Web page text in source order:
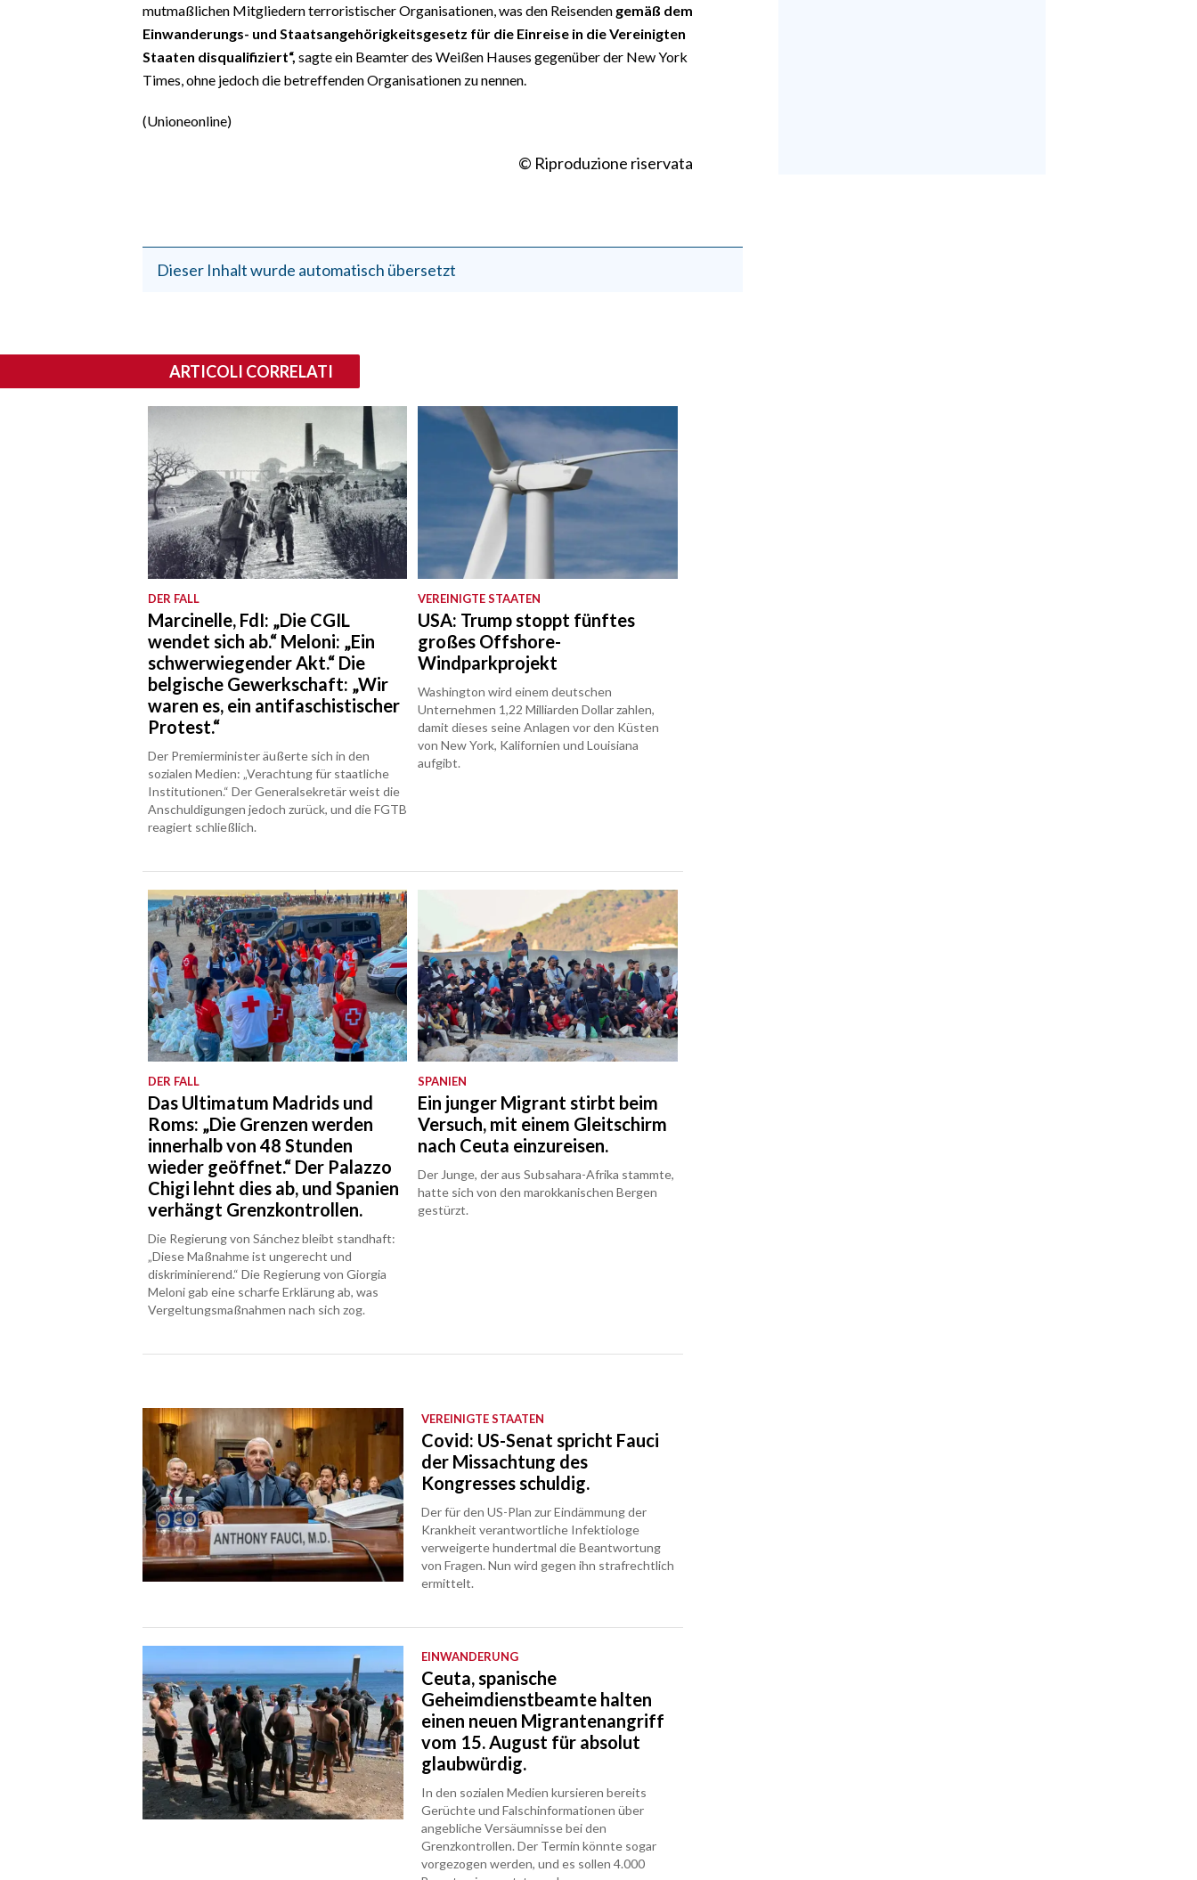
mutmaßlichen Mitgliedern terroristischer Organisationen, was den Reisenden gemäß dem
Einwanderungs- und Staatsangehörigkeitsgesetz für die Einreise in die Vereinigten
Staaten disqualifiziert“, sagte ein Beamter des Weißen Hauses gegenüber der New York
Times, ohne jedoch die betreffenden Organisationen zu nennen.
(Unioneonline)
© Riproduzione riservata
Dieser Inhalt wurde automatisch übersetzt
ARTICOLI CORRELATI
DER FALL
Marcinelle, FdI: „Die CGIL
wendet sich ab.“ Meloni: „Ein
schwerwiegender Akt.“ Die
belgische Gewerkschaft: „Wir
waren es, ein antifaschistischer
Protest.“
Der Premierminister äußerte sich in den
sozialen Medien: „Verachtung für staatliche
Institutionen.“ Der Generalsekretär weist die
Anschuldigungen jedoch zurück, und die FGTB
reagiert schließlich.
VEREINIGTE STAATEN
USA: Trump stoppt fünftes
großes Offshore-
Windparkprojekt
Washington wird einem deutschen
Unternehmen 1,22 Milliarden Dollar zahlen,
damit dieses seine Anlagen vor den Küsten
von New York, Kalifornien und Louisiana
aufgibt.
DER FALL
Das Ultimatum Madrids und
Roms: „Die Grenzen werden
innerhalb von 48 Stunden
wieder geöffnet.“ Der Palazzo
Chigi lehnt dies ab, und Spanien
verhängt Grenzkontrollen.
Die Regierung von Sánchez bleibt standhaft:
„Diese Maßnahme ist ungerecht und
diskriminierend.“ Die Regierung von Giorgia
Meloni gab eine scharfe Erklärung ab, was
Vergeltungsmaßnahmen nach sich zog.
SPANIEN
Ein junger Migrant stirbt beim
Versuch, mit einem Gleitschirm
nach Ceuta einzureisen.
Der Junge, der aus Subsahara-Afrika stammte,
hatte sich von den marokkanischen Bergen
gestürzt.
VEREINIGTE STAATEN
Covid: US-Senat spricht Fauci
der Missachtung des
Kongresses schuldig.
Der für den US-Plan zur Eindämmung der
Krankheit verantwortliche Infektiologe
verweigerte hundertmal die Beantwortung
von Fragen. Nun wird gegen ihn strafrechtlich
ermittelt.
EINWANDERUNG
Ceuta, spanische
Geheimdienstbeamte halten
einen neuen Migrantenangriff
vom 15. August für absolut
glaubwürdig.
In den sozialen Medien kursieren bereits
Gerüchte und Falschinformationen über
angebliche Versäumnisse bei den
Grenzkontrollen. Der Termin könnte sogar
vorgezogen werden, und es sollen 4.000